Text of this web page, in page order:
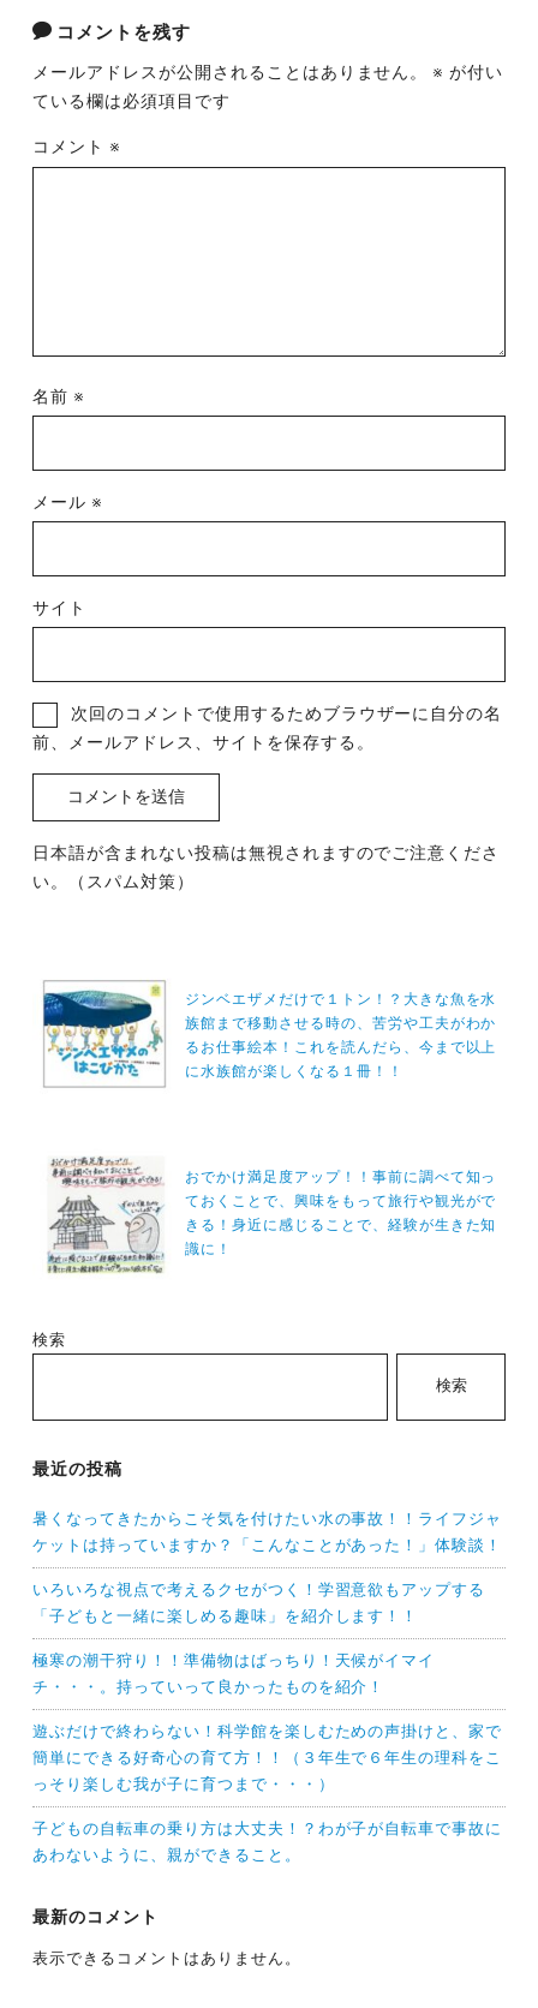
コメントを残す
メールアドレスが公開されることはありません。 ※ が付い
ている欄は必須項目です
コメント ※
名前 ※
メール ※
サイト
次回のコメントで使用するためブラウザーに自分の名
前、メールアドレス、サイトを保存する。
日本語が含まれない投稿は無視されますのでご注意くださ
い。（スパム対策）
稿
ナ
シ
ジンベエザメだけで１トン！？大きな魚を水
族館まで移動させる時の、苦労や工夫がわか
るお仕事絵本！これを読んだら、今まで以上
に水族館が楽しくなる１冊！！
おでかけ満足度アップ！！事前に調べて知っ
ておくことで、興味をもって旅行や観光がで
きる！身近に感じることで、経験が生きた知
識に！
検索
検索
最近の投稿
暑くなってきたからこそ気を付けたい水の事故！！ライフジャ
ケットは持っていますか？「こんなことがあった！」体験談！
いろいろな視点で考えるクセがつく！学習意欲もアップする
「子どもと一緒に楽しめる趣味」を紹介します！！
極寒の潮干狩り！！準備物はばっちり！天候がイマイ
チ・・・。持っていって良かったものを紹介！
遊ぶだけで終わらない！科学館を楽しむための声掛けと、家で
簡単にできる好奇心の育て方！！（３年生で６年生の理科をこ
っそり楽しむ我が子に育つまで・・・）
子どもの自転車の乗り方は大丈夫！？わが子が自転車で事故に
あわないように、親ができること。
最新のコメント
表示できるコメントはありません。